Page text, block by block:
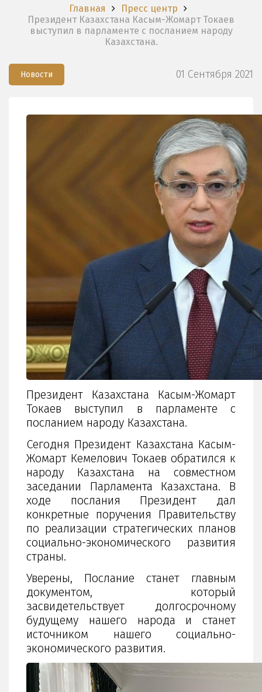
Главная
Пресс центр
Президент Казахстана Касым-Жомарт Токаев
выступил в парламенте с посланием народу
Казахстана.
Новости 01 Сентября 2021
Президент Казахстана Касым-Жомарт
Токаев выступил в парламенте с
посланием народу Казахстана.
Сегодня Президент Казахстана Касым-
Жомарт Кемелович Токаев обратился к
народу Казахстана на совместном
заседании Парламента Казахстана. В
ходе послания Президент дал
конкретные поручения Правительству
по реализации стратегических планов
социально-экономического развития
страны.
Уверены, Послание станет главным
документом, который
засвидетельствует долгосрочному
будущему нашего народа и станет
источником нашего социально-
экономического развития.